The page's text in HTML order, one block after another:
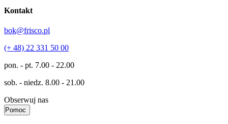
Kontakt
bok@frisco.pl
(+ 48) 22 331 50 00
pon. - pt. 7.00 - 22.00
sob. - niedz. 8.00 - 21.00
Obserwuj nas
Pomoc